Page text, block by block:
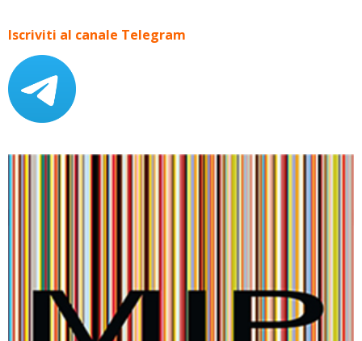
Iscriviti al canale Telegram